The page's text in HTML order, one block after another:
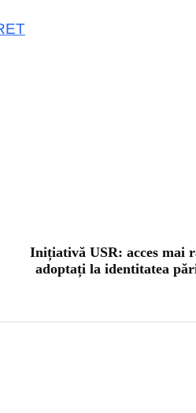
Inițiativă USR: acces mai
adoptați la identitatea